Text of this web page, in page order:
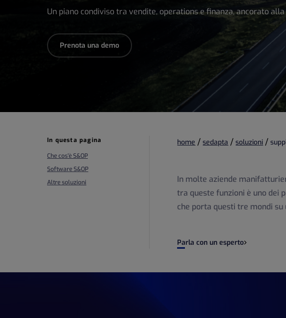
Un piano condiviso tra vendite, operations e finanza, ancorato
Prenota una demo
In questa pagina
Che cos'è S&OP
Software S&OP
Altre soluzioni
home / sedapta / soluzioni /
In molte aziende
tra queste funzioni è uno dei
che porta questi tre mondi su
Parla con un esperto